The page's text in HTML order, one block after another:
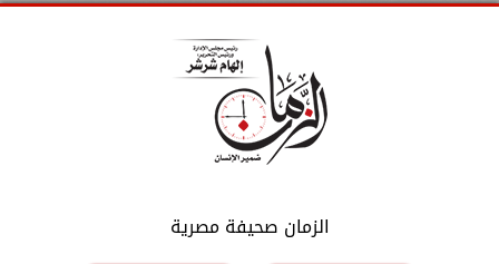
الزمان صحيفة مصرية